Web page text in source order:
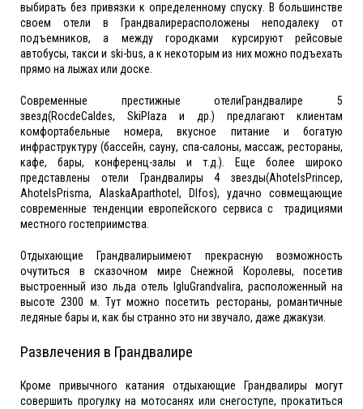
выбирать без привязки к определенному спуску. В большинстве
своем отели в Грандвалирерасположены неподалеку от
подъемников, а между городками курсируют рейсовые
автобусы, такси и ski-bus, а к некоторым из них можно подъехать
прямо на лыжах или доске.
Современные престижные отелиГрандвалире 5
звезд(RocdeCaldes, SkiPlaza и др.) предлагают клиентам
комфортабельные номера, вкусное питание и богатую
инфраструктуру (бассейн, сауну, спа-салоны, массаж, рестораны,
кафе, бары, конференц-залы и т.д.). Еще более широко
представлены отели Грандвалиры 4 звезды(AhotelsPrincep,
AhotelsPrisma, AlaskaAparthotel, Dlfos), удачно совмещающие
современные тенденции европейского сервиса с традициями
местного гостеприимства.
Отдыхающие Грандвалирыимеют прекрасную возможность
очутиться в сказочном мире Снежной Королевы, посетив
выстроенный изо льда отель IgluGrandvalira, расположенный на
высоте 2300 м. Тут можно посетить рестораны, романтичные
ледяные бары и, как бы странно это ни звучало, даже джакузи.
Развлечения в Грандвалире
Кроме привычного катания отдыхающие Грандвалиры могут
совершить прогулку на мотосанях или снегоступе, прокатиться